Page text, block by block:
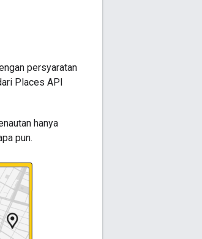
persyaratan
Places API
hanya
pun.